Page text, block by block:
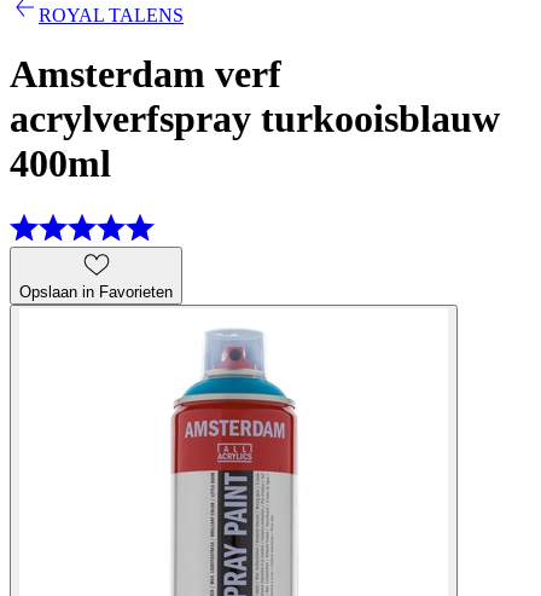
ROYAL TALENS
Amsterdam verf
acrylverfspray turkooisblauw
400ml
Opslaan in Favorieten